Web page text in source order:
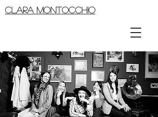
CLARA MONTOCCHIO